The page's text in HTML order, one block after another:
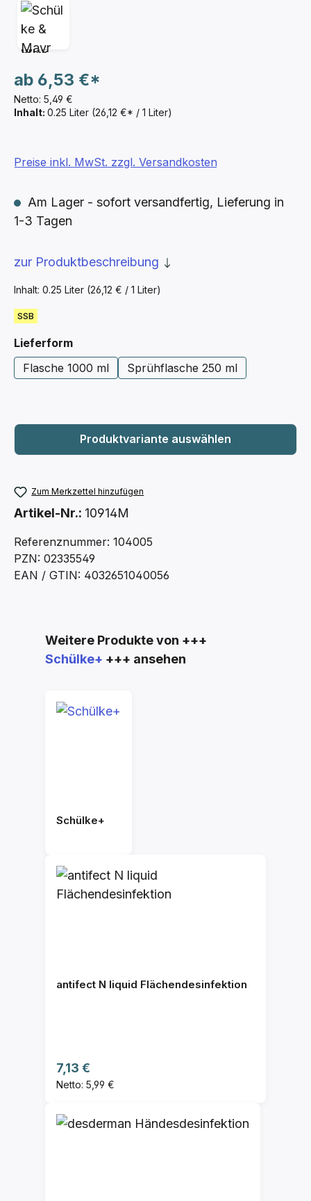
Netto: 5,49 €
ab 6,53 €*
Inhalt: 0.25 Liter (26,12 €* / 1 Liter)
Inhalt: 0.25 Liter (26,12 € / 1 Liter)
Preise inkl. MwSt. zzgl. Versandkosten
Am Lager - sofort versandfertig, Lieferung in
1-3 Tagen
SSB
zur Produktbeschreibung
Lieferformauswählen
Flasche 1000 ml
Sprühflasche 250 ml
Zum Merkzettel hinzufügen
Artikel-Nr.: 10914M
Referenznummer: 104005
PZN: 02335549
EAN / GTIN: 4032651040056
Produktgalerie überspringen
Weitere Produkte von +++
Schülke+ +++ ansehen
Schülke+
antifect N liquid Flächendesinfektion
Regulärer Preis:
7,13 €
Netto: 5,99 €